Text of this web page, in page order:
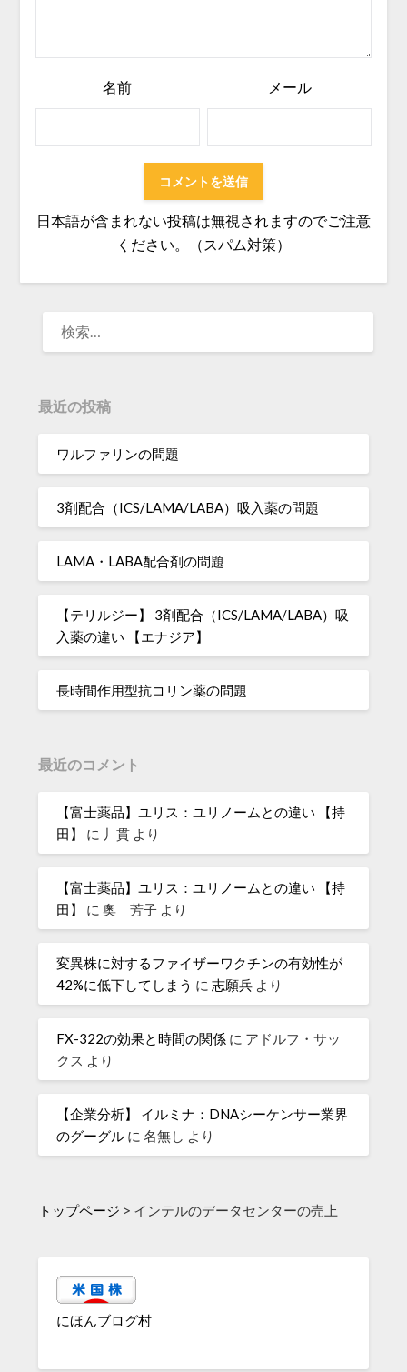
名前 メール
日本語が含まれない投稿は無視されますのでご注意
ください。（スパム対策）
最近の投稿
ワルファリンの問題
3剤配合（ICS/LAMA/LABA）吸入薬の問題
LAMA・LABA配合剤の問題
【テリルジー】 3剤配合（ICS/LAMA/LABA）吸
入薬の違い 【エナジア】
長時間作用型抗コリン薬の問題
最近のコメント
【富士薬品】ユリス：ユリノームとの違い 【持
田】
に 丿貫 より
【富士薬品】ユリス：ユリノームとの違い 【持
田】
に奧 芳子 より
変異株に対するファイザーワクチンの有効性が
42%に低下してしまう に志願兵 より
FX-322の効果と時間の関係 に アドルフ・サッ
クス より
【企業分析】 イルミナ：DNAシーケンサー業界
のグーグル に名無し より
トップページ > インテルのデータセンターの売上
にほんブログ村